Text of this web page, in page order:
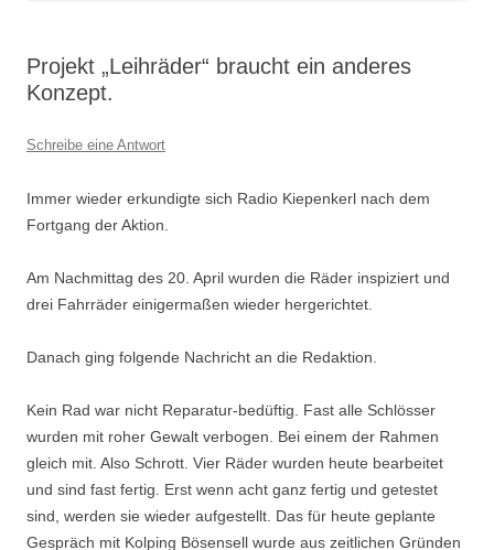
Projekt „Leihräder“ braucht ein anderes
Konzept.
Schreibe eine Antwort
Immer wieder erkundigte sich Radio Kiepenkerl nach dem
Fortgang der Aktion.
Am Nachmittag des 20. April wurden die Räder inspiziert und
drei Fahrräder einigermaßen wieder hergerichtet.
Danach ging folgende Nachricht an die Redaktion.
Kein Rad war nicht Reparatur-bedüftig. Fast alle Schlösser
wurden mit roher Gewalt verbogen. Bei einem der Rahmen
gleich mit. Also Schrott. Vier Räder wurden heute bearbeitet
und sind fast fertig. Erst wenn acht ganz fertig und getestet
sind, werden sie wieder aufgestellt. Das für heute geplante
Gespräch mit Kolping Bösensell wurde aus zeitlichen Gründen